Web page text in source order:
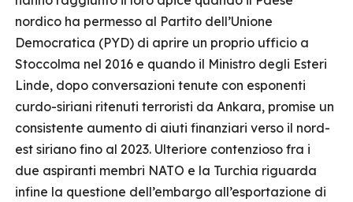
nordico ha permesso al Partito dell’Unione
Democratica (PYD) di aprire un proprio ufficio a
Stoccolma nel 2016 e quando il Ministro degli Esteri
Linde, dopo conversazioni tenute con esponenti
curdo-siriani ritenuti terroristi da Ankara, promise un
consistente aumento di aiuti finanziari verso il nord-
est siriano fino al 2023. Ulteriore contenzioso fra i
due aspiranti membri NATO e la Turchia riguarda
infine la questione dell’embargo all’esportazione di